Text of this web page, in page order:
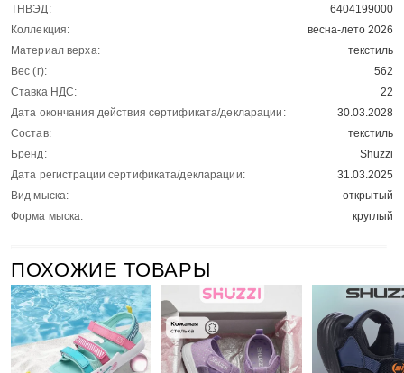
ТНВЭД:
6404199000
Коллекция:
весна-лето 2026
Материал верха:
текстиль
Вес (г):
562
Ставка НДС:
22
Дата окончания действия сертификата/декларации:
30.03.2028
Состав:
текстиль
Бренд:
Shuzzi
Дата регистрации сертификата/декларации:
31.03.2025
Вид мыска:
открытый
Форма мыска:
круглый
ПОХОЖИЕ ТОВАРЫ